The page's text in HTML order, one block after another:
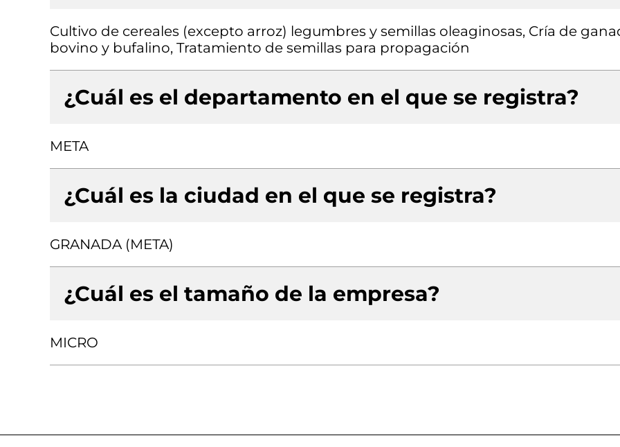
Cultivo de cereales (excepto arroz) legumbres y semillas oleaginosas, Cría de
bovino y bufalino, Tratamiento de semillas para propagación
¿Cuál es el departamento en el que se registra?
META
¿Cuál es la ciudad en el que se registra?
GRANADA (META)
¿Cuál es el tamaño de la empresa?
MICRO